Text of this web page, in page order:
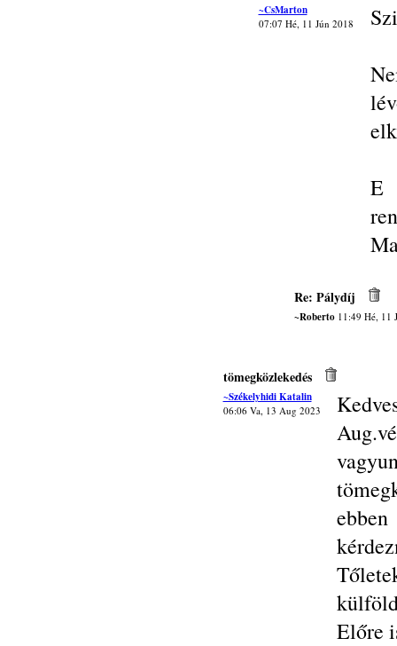
~CsMarton
07:07 Hé, 11 Jún 2018
E
Re: Pálydíj
~Roberto11:49 Hé, 11
tömegközlekedés
~Székelyhidi Katalin
06:06 Va, 13 Aug 2023
Előre